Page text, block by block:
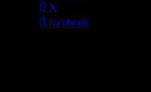
X
facebook